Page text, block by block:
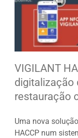
VIGILANT
digitalização
restauração
Uma nova
HACCP num